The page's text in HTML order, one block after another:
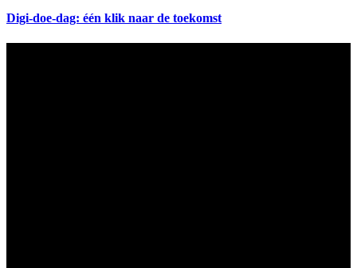
Digi-doe-dag: één klik naar de toekomst